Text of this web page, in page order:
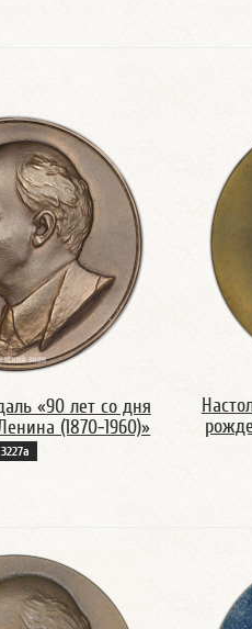
«90 лет со дня
(1870-1960)»
3227а